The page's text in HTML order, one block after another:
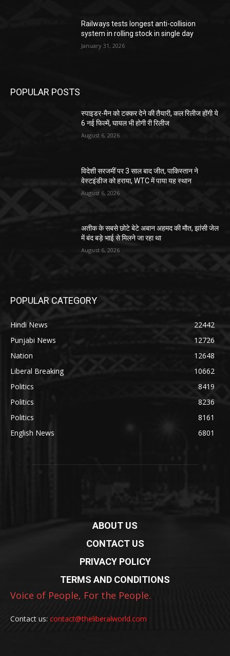
Railways tests longest anti-collision
system in rolling stock in single day
January 31, 2026
POPULAR POSTS
स्पाइडर-मैन को टक्कर देने की तैयारी, कल रिलीज होंगी ये
6 नई फिल्में, घायल भी होगी री रिलीज
August 6, 2026
विदेशी सरजमीं पर 3 साल बाद जीत, पाकिस्तान ने
वेस्टइंडीज को हराया, WTC में पाया यह स्थान
August 6, 2026
अतीक के सबसे छोटे बेटे अबान अहमद की मौत, झांसी जेल
में बंद बड़े भाई से मिलने जा रहा था
August 6, 2026
POPULAR CATEGORY
Hindi News
22442
Punjabi News
12726
Nation
12648
Liberal Breaking
10662
Politics
8419
Politics
8236
Politics
8161
English News
6801
ABOUT US
CONTACT US
PRIVACY POLICY
TERMS AND CONDITIONS
Voice of People, For the People.
Contact us: contact@theliberalworld.com